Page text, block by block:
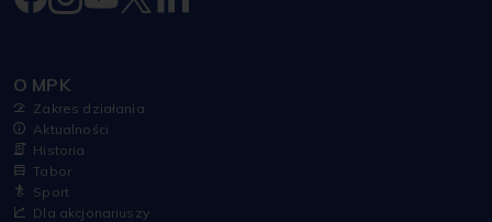
O MPK
Zakres działania
Aktualności
Historia
Tabor
Sport
Dla akcjonariuszy